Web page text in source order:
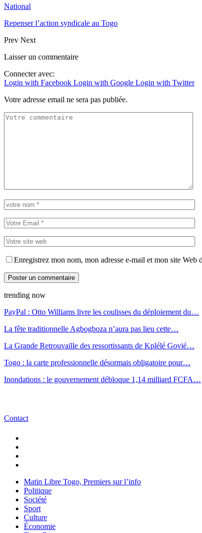
National
Repenser l’action syndicale au Togo
Prev Next
Laisser un commentaire
Connecter avec:
Login with Facebook Login with Google Login with Twitter
Votre adresse email ne sera pas publiée.
Enregistrez mon nom, mon adresse e-mail et mon site
trending now
PayPal : Otto Williams livre les coulisses du déploiement du…
La fête traditionnelle Agbogboza n’aura pas lieu cette…
La Grande Retrouvaille des ressortissants de Kplélé Govié…
Togo : la carte professionnelle désormais obligatoire pour…
Inondations : le gouvernement débloque 1,14 milliard FCFA…
Contact
Matin Libre Togo, Premiers sur l’info
Politique
Société
Sport
Culture
Économie